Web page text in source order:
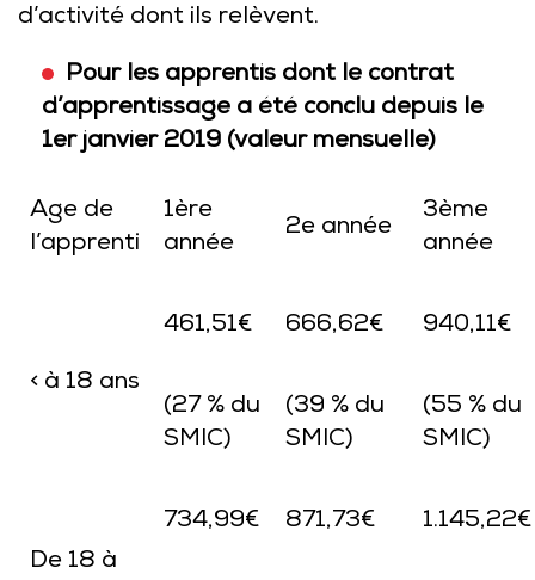
d’activité dont ils relèvent.
Pour les apprentis dont le contrat
d’apprentissage a été conclu depuis le
1er janvier 2019 (valeur mensuelle)
Age de
l’apprenti
1ère
année
2e année
3ème
année
< à 18 ans
461,51€ 666,62€ 940,11€
(27 % du
SMIC)
(39 % du
SMIC)
(55 % du
SMIC)
De 18 à
734,99€ 871,73€ 1.145,22€